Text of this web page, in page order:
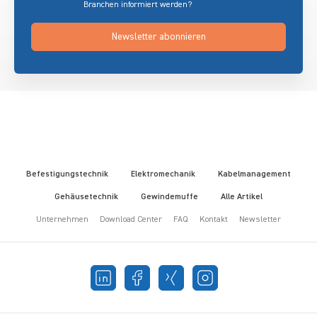
Branchen informiert werden?
Newsletter abonnieren
Befestigungstechnik Elektromechanik Kabelmanagement
Gehäusetechnik Gewindemuffe Alle Artikel
Unternehmen Download Center FAQ Kontakt Newsletter